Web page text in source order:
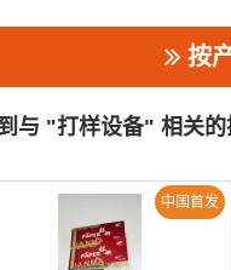
按
与 "打样设备" 相关的
中国首发